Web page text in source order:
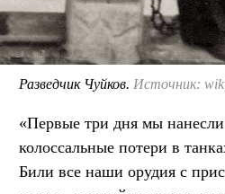
Разведчик Чуйков. Источник:
«Первые три дня мы
колоссальные потери в
Били все наши орудия с